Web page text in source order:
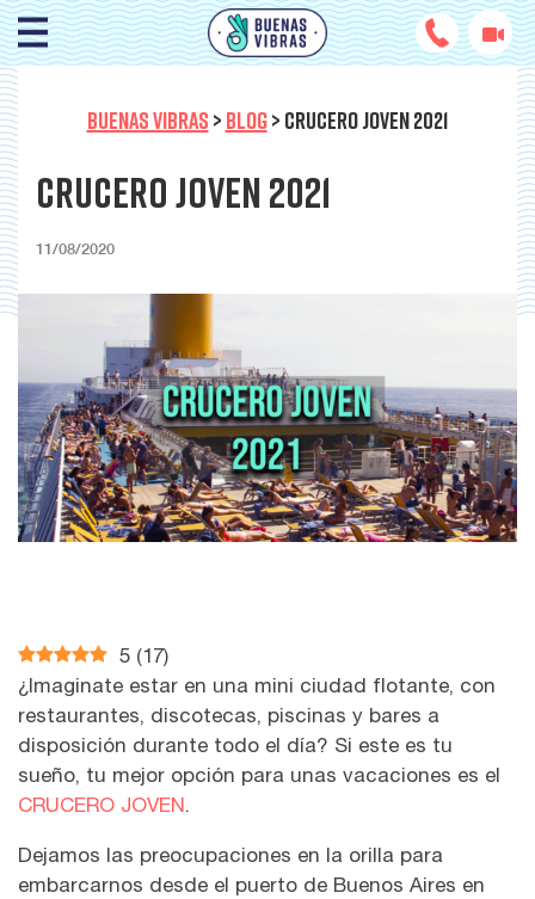
BUENAS VIBRAS > BLOG> CRUCERO JOVEN 2021
Crucero Joven 2021
11/08/2020
5 (17)
¿Imaginate estar en una mini ciudad flotante, con
restaurantes, discotecas, piscinas y bares a
disposición durante todo el día? Si este es tu
sueño, tu mejor opción para unas vacaciones es el
CRUCERO JOVEN.
Dejamos las preocupaciones en la orilla para
embarcarnos desde el puerto de Buenos Aires en